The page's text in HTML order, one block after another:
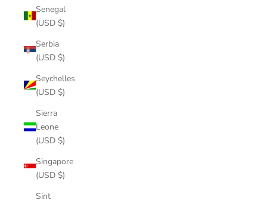
Senegal
(USD $)
Serbia
(USD $)
Seychelles
(USD $)
Sierra
Leone
(USD $)
Singapore
(USD $)
Sint